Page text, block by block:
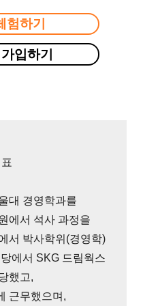
험하기
입하기
대 경영학과를
에서 석사 과정을
서 박사학위(경영학)
에서 SKG 드림웍스
했고,
근무했으며,